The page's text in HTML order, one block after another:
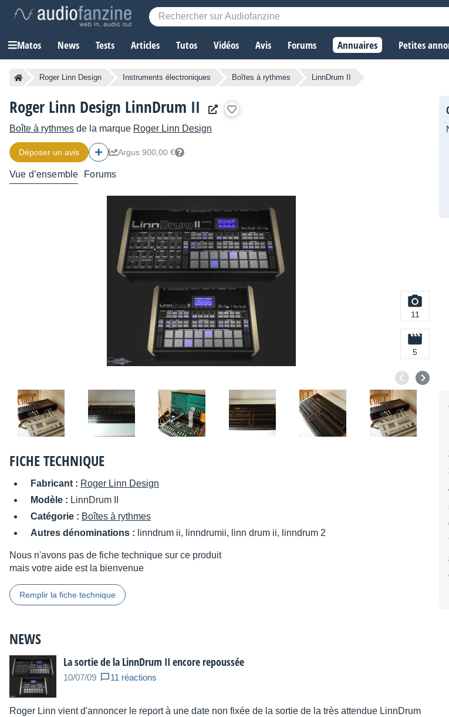
Matos News Tests Articles Tutos Vidéos Avis Forums Annuaires Petites
Roger Linn Design Instruments électroniques Boîtes à rythmes LinnDrum II
Roger Linn Design LinnDrum II
Boîte à rythmes de la marque Roger Linn Design
Déposer un avis Argus 900,00 €
Vue d’ensemble Forums
11
5
FICHE TECHNIQUE
Fabricant : Roger Linn Design
Modèle : LinnDrum II
Catégorie : Boîtes à rythmes
Autres dénominations : linndrum ii, linndrumii, linn drum ii, linndrum 2
Nous n'avons pas de fiche technique sur ce produit
mais votre aide est la bienvenue
Remplir la fiche technique
NEWS
La sortie de la LinnDrum II encore repoussée
10/07/09 11 réactions
Roger Linn vient d'annoncer le report à une date non fixée de la sortie de la très attendue LinnDrum